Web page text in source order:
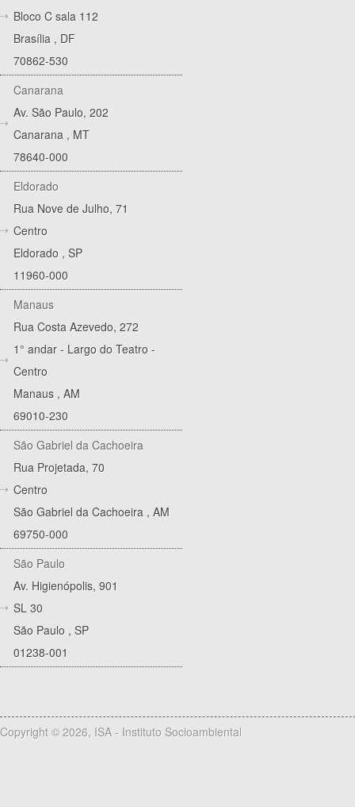
Bloco C sala 112
Brasília , DF
70862-530
Canarana
Av. São Paulo, 202
Canarana , MT
78640-000
Eldorado
Rua Nove de Julho, 71
Centro
Eldorado , SP
11960-000
Manaus
Rua Costa Azevedo, 272
1° andar - Largo do Teatro -
Centro
Manaus , AM
69010-230
São Gabriel da Cachoeira
Rua Projetada, 70
Centro
São Gabriel da Cachoeira , AM
69750-000
São Paulo
Av. Higienópolis, 901
SL 30
São Paulo , SP
01238-001
Copyright © 2026, ISA - Instituto Socioambiental